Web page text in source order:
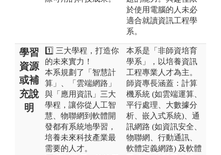
於使用電腦的人未必
適合就讀資訊工程學
系。
學習
資源
或補
充說
明
1️⃣ 三大學程，打造你
的未來實力！
本系規劃了「智慧計
算」、「雲端網路」
與「應用資訊」三大
學程，讓你從人工智
慧、物聯網到軟體開
發都有系統地學習，
培養未來科技產業最
需要的人才。
本系是「非師資培育
學系」，以培養資訊
工程專業人才為主。
師資專長涵蓋：計算
機系統 (如雲端運算、
平行處理、大數據分
析、嵌入式系統)、通
訊網路 (如資訊安全、
物聯網、行動通訊、
軟體定義網路) 及軟體